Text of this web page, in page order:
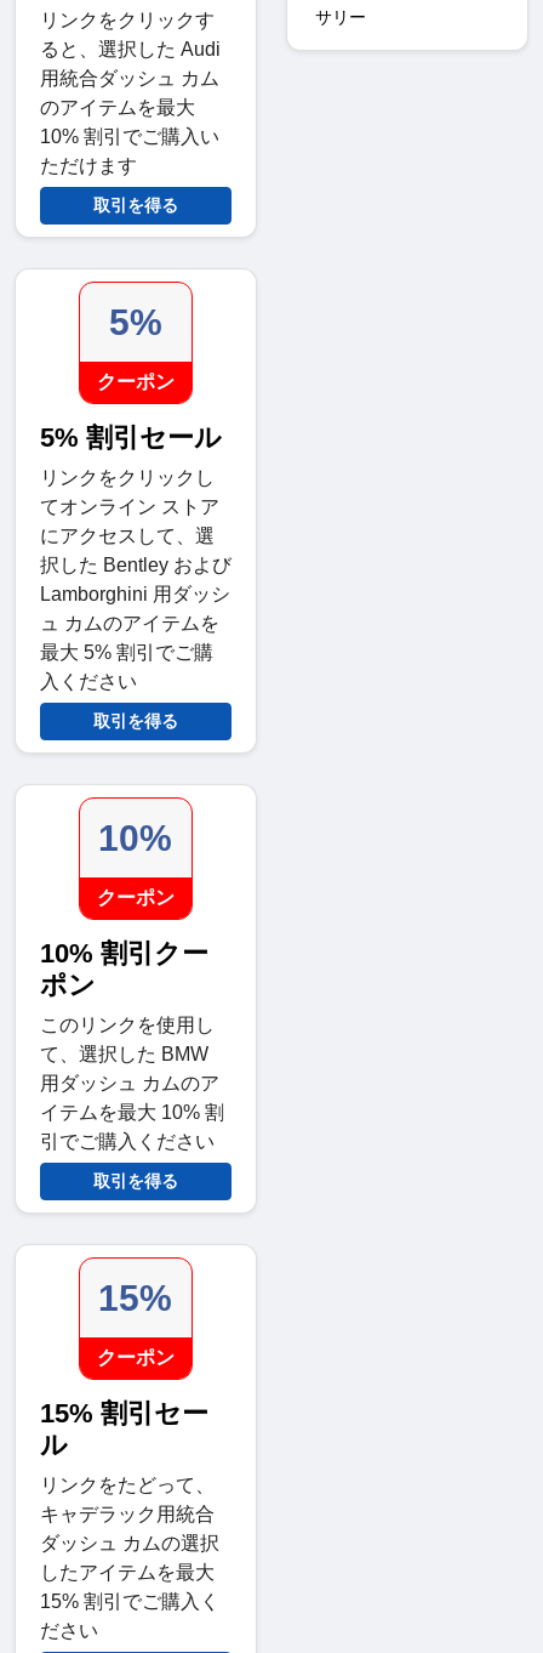
リンクをクリックす
ると、選択した Audi
用統合ダッシュ カム
のアイテムを最大
10% 割引でご購入い
ただけます
取引を得る
5%
クーポン
5% 割引セール
リンクをクリックし
てオンライン ストア
にアクセスして、選
択した Bentley および
Lamborghini 用ダッシ
ュ カムのアイテムを
最大 5% 割引でご購
入ください
取引を得る
10%
クーポン
10% 割引クー
ポン
このリンクを使用し
て、選択した BMW
用ダッシュ カムのア
イテムを最大 10% 割
引でご購入ください
取引を得る
15%
クーポン
15% 割引セー
ル
リンクをたどって、
キャデラック用統合
ダッシュ カムの選択
したアイテムを最大
15% 割引でご購入く
ださい
サリー